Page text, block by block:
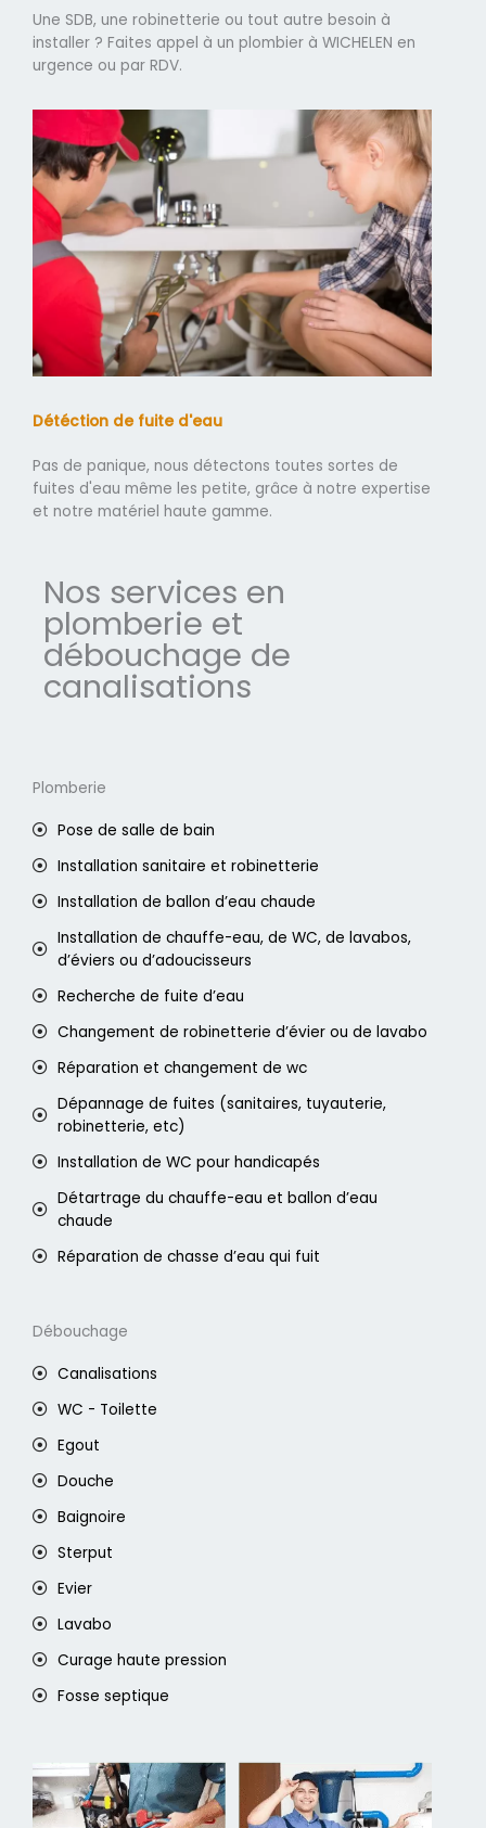
Une SDB, une robinetterie ou tout autre besoin à
installer ? Faites appel à un plombier à WICHELEN en
urgence ou par RDV.
Détéction de fuite d'eau
Pas de panique, nous détectons toutes sortes de
fuites d'eau même les petite, grâce à notre expertise
et notre matériel haute gamme.
Nos services en
plomberie et
débouchage de
canalisations
Plomberie
Pose de salle de bain
Installation sanitaire et robinetterie
Installation de ballon d’eau chaude
Installation de chauffe-eau, de WC, de lavabos,
d’éviers ou d’adoucisseurs
Recherche de fuite d’eau
Changement de robinetterie d’évier ou de lavabo
Réparation et changement de wc
Dépannage de fuites (sanitaires, tuyauterie,
robinetterie, etc)
Installation de WC pour handicapés
Détartrage du chauffe-eau et ballon d’eau
chaude
Réparation de chasse d’eau qui fuit
Débouchage
Canalisations
WC - Toilette
Egout
Douche
Baignoire
Sterput
Evier
Lavabo
Curage haute pression
Fosse septique